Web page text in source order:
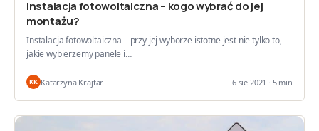
Instalacja fotowoltaiczna – kogo wybrać do jej
montażu?
Instalacja fotowoltaiczna – przy jej wyborze istotne jest nie tylko to,
jakie wybierzemy panele i…
KK Katarzyna Krajtar 6 sie 2021 · 5 min